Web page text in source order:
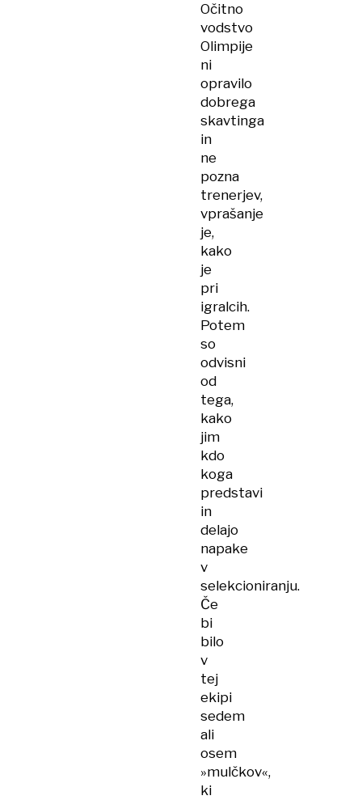
Očitno
vodstvo
Olimpije
ni
opravilo
dobrega
skavtinga
in
ne
pozna
trenerjev,
vprašanje
je,
kako
je
pri
igralcih.
Potem
so
odvisni
od
tega,
kako
jim
kdo
koga
predstavi
in
delajo
napake
v
selekcioniranju.
Če
bi
bilo
v
tej
ekipi
sedem
ali
osem
»mulčkov«,
ki